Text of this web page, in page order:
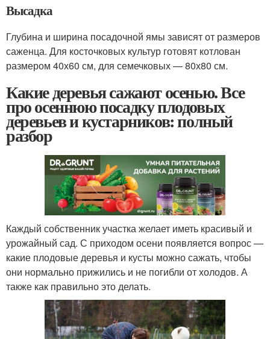
Высадка
Глубина и ширина посадочной ямы зависят от размеров
саженца. Для косточковых культур готовят котлован
размером 40х60 см, для семечковых — 80х80 см.
Какие деревья сажают осенью. Все
про осеннюю посадку плодовых
деревьев и кустарников: полный
разбор
Каждый собственник участка желает иметь красивый и
урожайный сад. С приходом осени появляется вопрос —
какие плодовые деревья и кусты можно сажать, чтобы
они нормально прижились и не погибли от холодов. А
также как правильно это делать.